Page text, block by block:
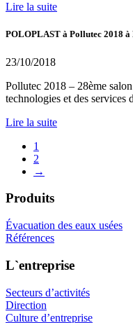
Lire la suite
POLOPLAST à Pollutec 2018 à
23/10/2018
Pollutec 2018 – 28ème
technologies et des services
Lire la suite
1
2
→
Produits
Évacuation des eaux usées
Références
L`entreprise
Secteurs d’activités
Direction
Culture d’entreprise